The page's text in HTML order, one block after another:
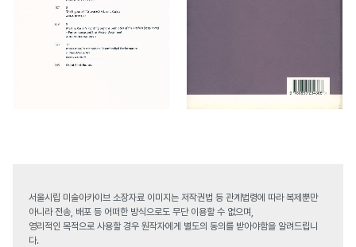
서울시립 미술아카이브 소장자료 이미지는 저작권법 등 관계법령에 따라 복제뿐만
아니라 전송, 배포 등 어떠한 방식으로도 무단 이용할 수 없으며,
영리적인 목적으로 사용할 경우 원작자에게 별도의 동의를 받아야함을 알려드립니
다.